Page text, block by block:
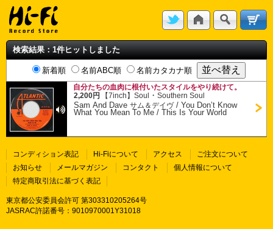
検索結果：1件ヒットしました
新着順 名前ABC順 名前カタカナ順
自分たちの血肉に根付いたスタイルをやり続けて。
2,200円
【7inch】Soul ・Southern Soul
Sam And Daveサム＆デイヴ/You Don’t Know
What You Mean To Me / This Is Your World
コンディション表記 Hi-Fiについて アクセス
ご注文について
お知らせ
メールマガジン コンタクト
個人情報について
特定商取引法に基づく表記
東京都公安委員会許可 第303310205264号
JASRAC許諾番号：9010970001Y31018